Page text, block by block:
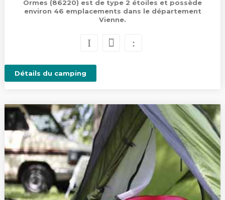
Ormes (86220) est de type 2 étoiles et possède
environ 46 emplacements dans le département
Vienne.
Détails du camping